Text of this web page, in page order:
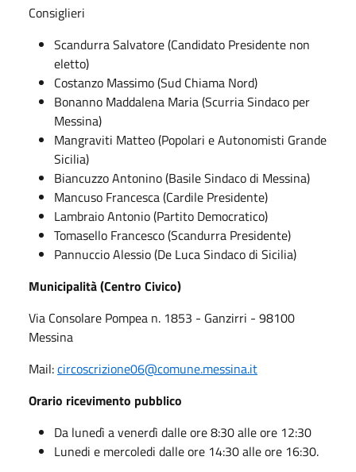
Consiglieri
Scandurra Salvatore (Candidato Presidente non
eletto)
Costanzo Massimo (Sud Chiama Nord)
Bonanno Maddalena Maria (Scurria Sindaco per
Messina)
Mangraviti Matteo (Popolari e Autonomisti Grande
Sicilia)
Biancuzzo Antonino (Basile Sindaco di Messina)
Mancuso Francesca (Cardile Presidente)
Lambraio Antonio (Partito Democratico)
Tomasello Francesco (Scandurra Presidente)
Pannuccio Alessio (De Luca Sindaco di Sicilia)
Municipalità (Centro Civico)
Via Consolare Pompea n. 1853 - Ganzirri - 98100
Messina
Mail:circoscrizione06@comune.messina.it
Orario ricevimento pubblico
Da lunedì a venerdì dalle ore 8:30 alle ore 12:30
Lunedi e mercoledi dalle ore 14:30 alle ore 16:30.